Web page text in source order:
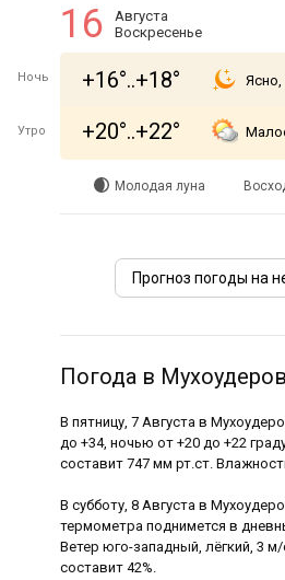
16
Августа
Воскресенье
Ночь +16°..+18° Ясно,
Утро +20°..+22°
Молодая луна
Прогноз погоды на
Погода в
В пятницу, 7 Августа в
до +34, ночью от +20 до +22
составит 747 мм рт.ст.
В субботу, 8 Августа в
термометра поднимется в
Ветер юго-западный, лёгкий, 3
составит 42%.